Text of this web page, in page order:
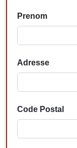
Prenom
Adresse
Code Postal